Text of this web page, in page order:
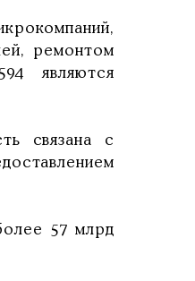
ремонтом
являются
связана с
57 млрд